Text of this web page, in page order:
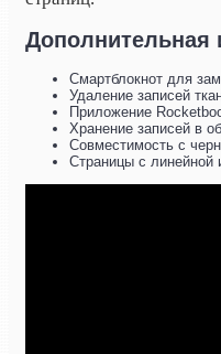
Смартблокнот для
Удаление записей
Приложение
Хранение записей в
Совместимость с
Страницы с линейной